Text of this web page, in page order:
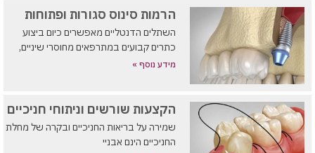
הרמות סינוס סגורות ופתוחות
השתלים הדנטליים מאפשרים כיום ביצוע
כתרים קבועים במתרפאים מחוסרי שיניים,
מידע נוסף »
הקצעות שורשים וניתוחי חניכיים
שמירה על בריאות החניכיים ובקרה של מחלת
החניכיים הינם אבניי